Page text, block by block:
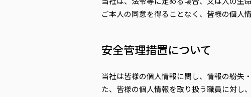
ご本人の同意を得ることなく、皆様の個人
安全管理措置について
当社は皆様の個人情報に関し、情報の紛失
た、皆様の個人情報を取り扱う職員に対し